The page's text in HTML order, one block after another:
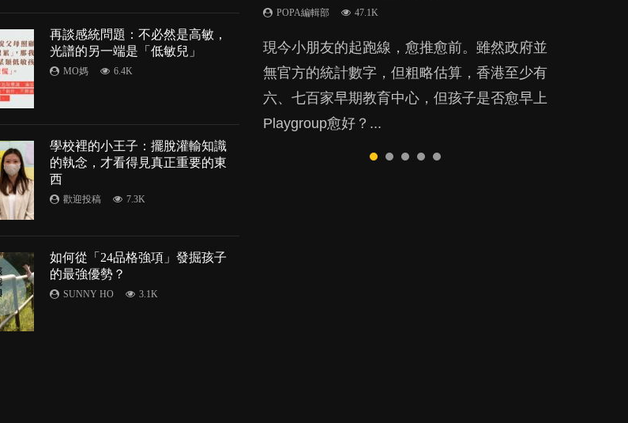
再談感統問題：不必然是高敏，
光譜的另一端是「低敏兒」
MO媽 6.4K
學校裡的小王子：擺脫灌輸知識
的執念，才看得見真正重要的東
西
歡迎投稿 7.3K
如何從「24品格強項」發掘孩子
的最強優勢？
SUNNY HO 3.1K
POPA編輯部 47.1K
現今小朋友的起跑線，愈推愈前。雖然政府並
無官方的統計數字，但粗略估算，香港至少有
六、七百家早期教育中心，但孩子是否愈早上
Playgroup愈好？...
POPA編輯部 33.1K
由美國學者所創的 tools of the mind 課程，學
生以遊戲方式學習，學術能力和自制能力亦明
顯比其他小朋友優勝，到底這課程有何特別之
處？...
後抑鬱，影響日常生活，嚴重的甚至會有自
殺，或傷害小朋友的念頭。但為何爸爸患上產
後抑鬱往往難以察覺？...
POPA編輯部 25.8K
許多媽媽心底可能都有一刻掙扎過：究竟全職
好，還是在職好。雖說每個家庭都有自己的獨
特狀況和考慮因素，但原來全職和在職媽媽所
養育的子女其實都各有擅長。...
POPA編輯部 31.5K
父母日夜無間、身心俱疲地照顧BB，如何做
到正向教養？部份父母更會為了小朋友放棄自
己的嗜好、減少出席朋友聚會等等，你以為會
換來美好的親子關係，有助小朋友成長，但原
來父母身心虛耗對孩子的成長可能有意想不到